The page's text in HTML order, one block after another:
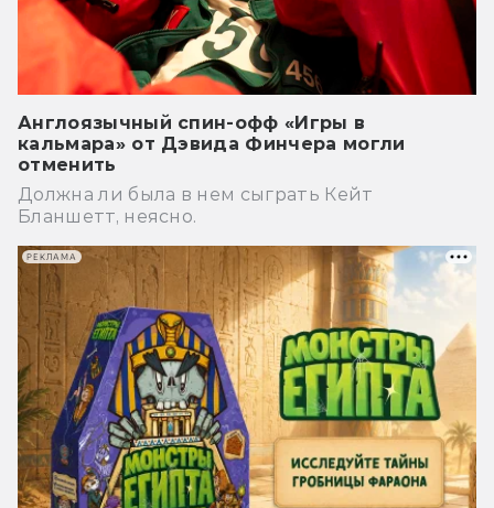
Англоязычный спин-офф «Игры в
кальмара» от Дэвида Финчера могли
отменить
Должна ли была в нем сыграть Кейт
Бланшетт, неясно.
РЕКЛАМА